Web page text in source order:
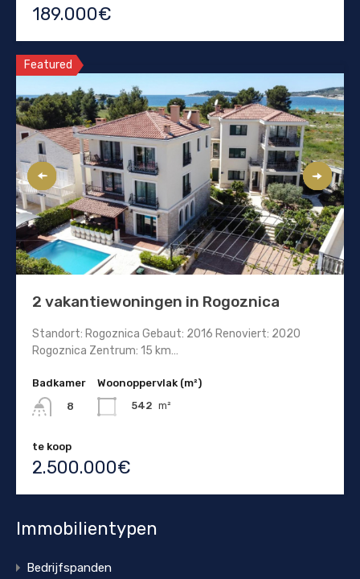
189.000€
Featured
2 vakantiewoningen in Rogoznica
Standort: Rogoznica Gebaut: 2016 Renoviert: 2020
Rogoznica Zentrum: 15 km…
Badkamer
8
Woonoppervlak (m²)
542 m²
te koop
2.500.000€
Immobilientypen
Bedrijfspanden